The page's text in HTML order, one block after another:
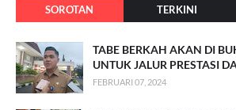
SOROTAN TERKINI
TABE BERKAH AKAN DI
UNTUK JALUR PRESTASI
FEBRUARI 07, 2024